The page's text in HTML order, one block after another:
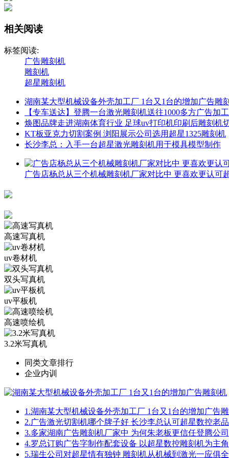
相关阅读
标签阅读:
广告雕刻机
雕刻机
超星雕刻机
湖南某大型机械设备外壳加工厂 1台又1台的增加广告雕
【专车送达】登腾一台激光雕刻机送往1000多方广告加
焕图品牌走进湖南体育行业 足球uv打印机印刷后雕刻机
KT板亚克力切割案例 浏阳展示公司选用超星1325雕刻机
长沙李总：入手一台超星激光雕刻机用于模具模型制作
广告店杨总从三个机械雕刻机厂家对比中 更喜欢更认可
高速写真机
uv卷材机
双头写真机
uv平板机
高速喷绘机
3.2米写真机
同类文章排行
企业内训
1.湖南某大型机械设备外壳加工厂 1台又1台的增加广告
2.广告激光切割机哪个牌子好 长沙李总认可超星数控老
3.多家湖南广告雕刻机厂家中 为何朱老板更信任登腾公司
4.罗总订购广告字制作配套设备 以超星数控雕刻机为主角
5.瑞生公司对超星情有独钟 雕刻机从机械到激光一应俱全